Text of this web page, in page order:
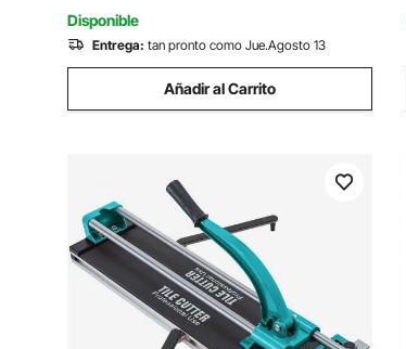
Disponible
Entrega: tan pronto como Jue.Agosto 13
Añadir al Carrito